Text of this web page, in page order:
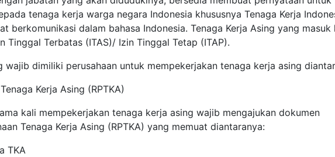
tenaga kerja warga negara Indonesia khususnya Tenaga Kerja
berkomunikasi dalam bahasa Indonesia. Tenaga Kerja Asing yang masuk
Tinggal Terbatas (ITAS)/ Izin Tinggal Tetap (ITAP).
wajib dimiliki perusahaan untuk mempekerjakan tenaga kerja asing
Kerja Asing (RPTKA)
kali mempekerjakan tenaga kerja asing wajib mengajukan dokumen
Tenaga Kerja Asing (RPTKA) yang memuat diantaranya:
TKA